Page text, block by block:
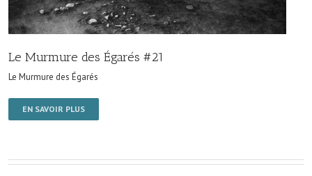
Le Murmure des Égarés #21
Le Murmure des Égarés
EN SAVOIR PLUS